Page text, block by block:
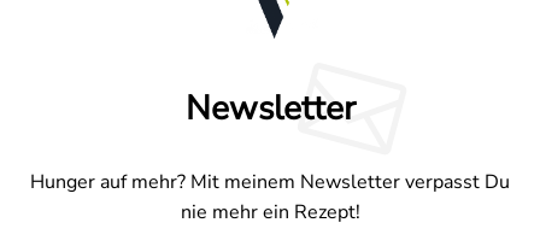
Newsletter
Hunger auf mehr? Mit meinem Newsletter verpasst Du
nie mehr ein Rezept!